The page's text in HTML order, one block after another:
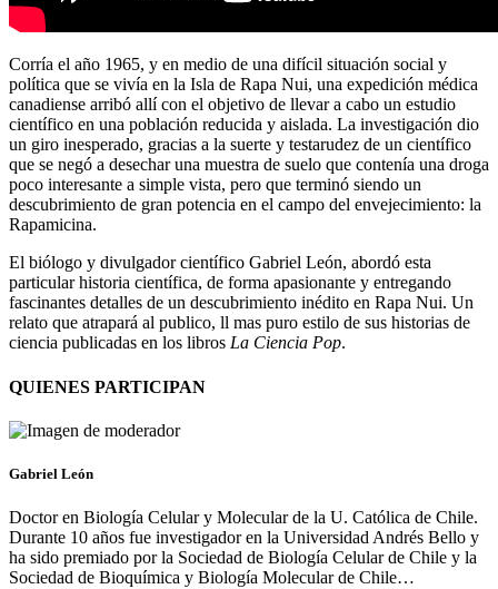
Corría el año 1965, y en medio de una difícil situación social y
política que se vivía en la Isla de Rapa Nui, una expedición médica
canadiense arribó allí con el objetivo de llevar a cabo un estudio
científico en una población reducida y aislada. La investigación dio
un giro inesperado, gracias a la suerte y testarudez de un científico
que se negó a desechar una muestra de suelo que contenía una droga
poco interesante a simple vista, pero que terminó siendo un
descubrimiento de gran potencia en el campo del envejecimiento: la
Rapamicina.
El biólogo y divulgador científico Gabriel León, abordó esta
particular historia científica, de forma apasionante y entregando
fascinantes detalles de un descubrimiento inédito en Rapa Nui. Un
relato que atrapará al publico, ll mas puro estilo de sus historias de
ciencia publicadas en los libros La Ciencia Pop.
QUIENES PARTICIPAN
Gabriel León
Doctor en Biología Celular y Molecular de la U. Católica de Chile.
Durante 10 años fue investigador en la Universidad Andrés Bello y
ha sido premiado por la Sociedad de Biología Celular de Chile y la
Sociedad de Bioquímica y Biología Molecular de Chile…